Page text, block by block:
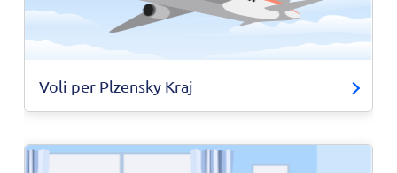
Voli per Plzensky Kraj